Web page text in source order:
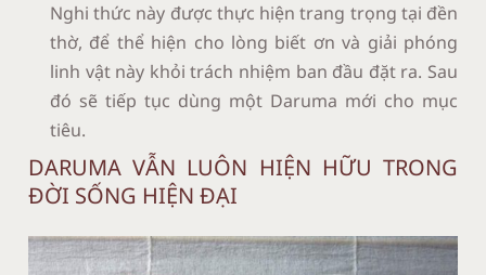
Nghi thức này được thực hiện trang trọng tại đền
thờ, để thể hiện cho lòng biết ơn và giải phóng
linh vật này khỏi trách nhiệm ban đầu đặt ra. Sau
đó sẽ tiếp tục dùng một Daruma mới cho mục
tiêu.
DARUMA VẪN LUÔN HIỆN HỮU TRONG
ĐỜI SỐNG HIỆN ĐẠI